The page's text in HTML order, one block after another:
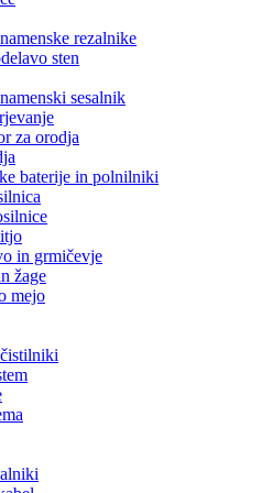
rezalnike
sten
sesalnik
za orodja
baterije in polnilniki
in grmičevje
žage
mejo